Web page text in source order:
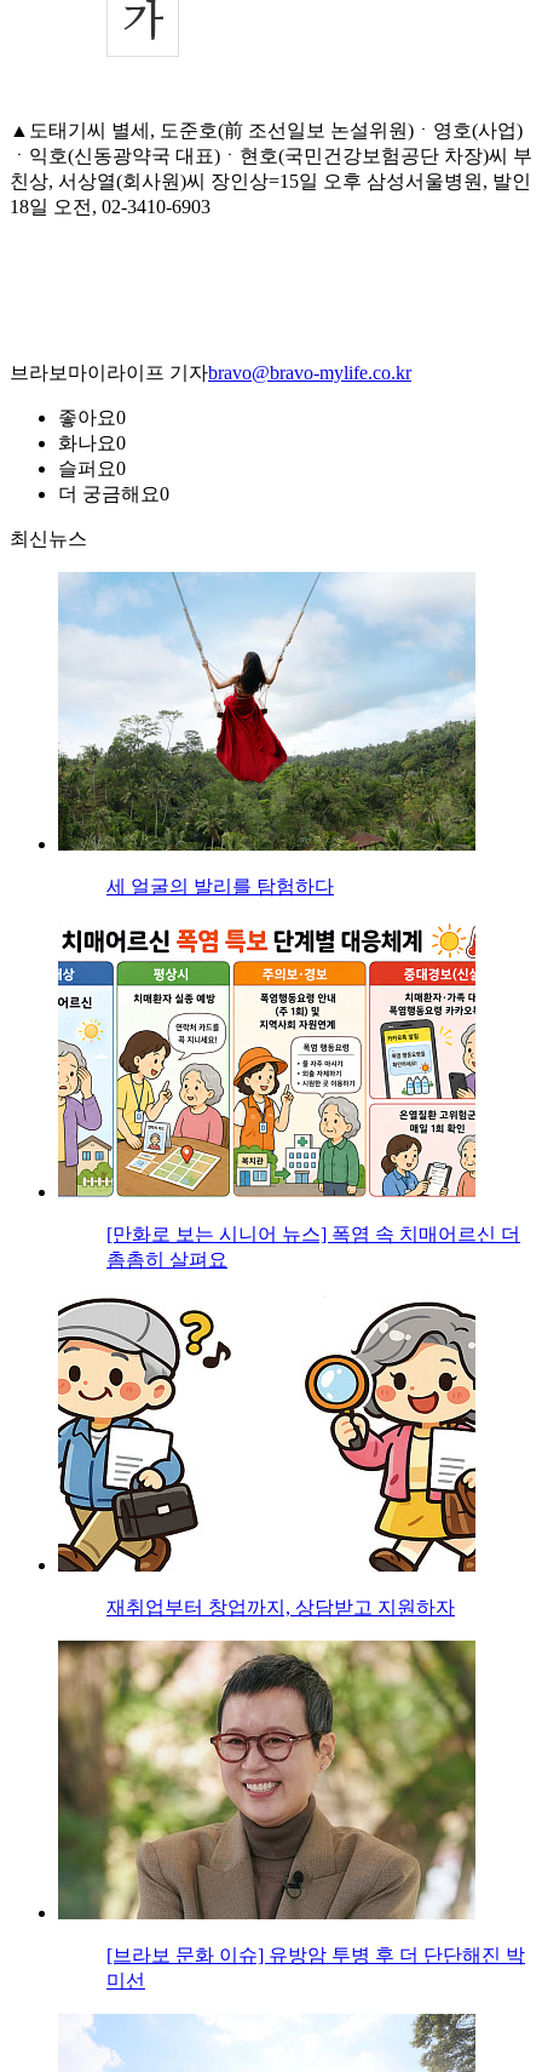
▲도태기씨 별세, 도준호(前 조선일보 논설위원)ㆍ영호(사업)
ㆍ익호(신동광약국 대표)ㆍ현호(국민건강보험공단 차장)씨 부
친상, 서상열(회사원)씨 장인상=15일 오후 삼성서울병원, 발인
18일 오전, 02-3410-6903
브라보마이라이프 기자bravo@bravo-mylife.co.kr
좋아요0
화나요0
슬퍼요0
더 궁금해요0
최신뉴스
세 얼굴의 발리를 탐험하다
[만화로 보는 시니어 뉴스] 폭염 속 치매어르신 더
촘촘히 살펴요
재취업부터 창업까지, 상담받고 지원하자
[브라보 문화 이슈] 유방암 투병 후 더 단단해진 박
미선